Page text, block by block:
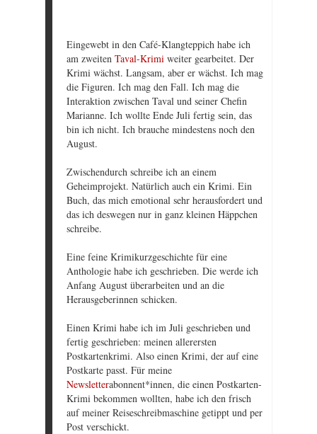
Eingewebt in den Café-Klangteppich habe ich
am zweiten Taval-Krimi weiter gearbeitet. Der
Krimi wächst. Langsam, aber er wächst. Ich mag
die Figuren. Ich mag den Fall. Ich mag die
Interaktion zwischen Taval und seiner Chefin
Marianne. Ich wollte Ende Juli fertig sein, das
bin ich nicht. Ich brauche mindestens noch den
August.
Zwischendurch schreibe ich an einem
Geheimprojekt. Natürlich auch ein Krimi. Ein
Buch, das mich emotional sehr herausfordert und
das ich deswegen nur in ganz kleinen Häppchen
schreibe.
Eine feine Krimikurzgeschichte für eine
Anthologie habe ich geschrieben. Die werde ich
Anfang August überarbeiten und an die
Herausgeberinnen schicken.
Einen Krimi habe ich im Juli geschrieben und
fertig geschrieben: meinen allerersten
Postkartenkrimi. Also einen Krimi, der auf eine
Postkarte passt. Für meine
Newsletterabonnent*innen, die einen Postkarten-
Krimi bekommen wollten, habe ich den frisch
auf meiner Reiseschreibmaschine getippt und per
Post verschickt.